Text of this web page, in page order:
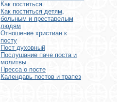
Как поститься
Как поститься детям,
больным и престарелым
людям
Отношение христиан к
посту
Пост духовный
Послушание паче поста и
молитвы
Пресса о посте
Календарь постов и трапез